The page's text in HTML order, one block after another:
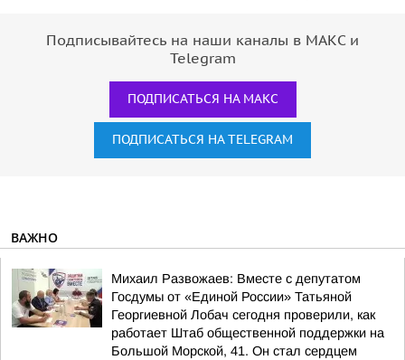
Подписывайтесь на наши каналы в МАКС и
Telegram
ПОДПИСАТЬСЯ НА МАКС
ПОДПИСАТЬСЯ НА TELEGRAM
ВАЖНО
Михаил Развожаев: Вместе с депутатом
Госдумы от «Единой России» Татьяной
Георгиевной Лобач сегодня проверили, как
работает Штаб общественной поддержки на
Большой Морской, 41. Он стал сердцем